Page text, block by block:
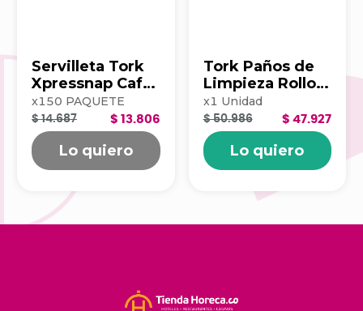
Servilleta Tork
Xpressnap Cafe
500hj Blanca
202223
x150 PAQUETE
$ 13.806
$ 14.687
Lo quiero
Tork Paños de
Limpieza Rollo x
100 203390
x1 Unidad
$ 47.927
$ 50.986
Lo quiero